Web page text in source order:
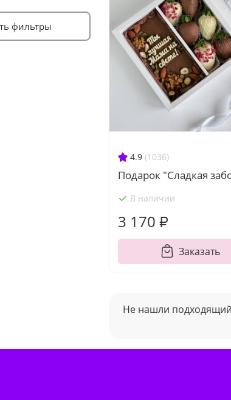
фильтры
4.9 (1036)
Подарок "Сладкая
В наличии
3 170 ₽
Заказать
Не нашли